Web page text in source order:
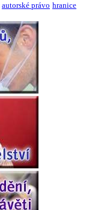
autorské právo hranice